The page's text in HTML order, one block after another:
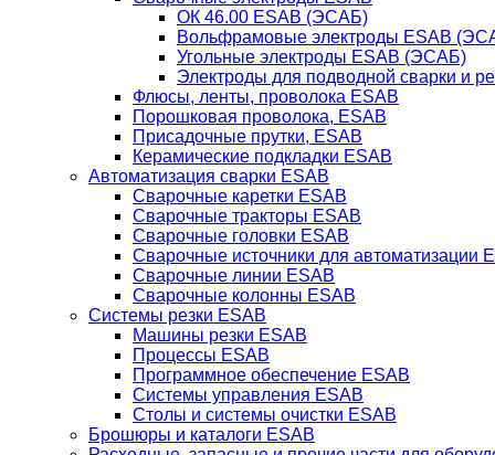
ОК 46.00 ESAB (ЭСАБ)
Вольфрамовые электроды ESAB
Угольные электроды ESAB (ЭСАБ)
Электроды для подводной сварки и
Флюсы, ленты, проволока ESAB
Порошковая проволока, ESAB
Присадочные прутки, ESAB
Керамические подкладки ESAB
Автоматизация сварки ESAB
Сварочные каретки ESAB
Сварочные тракторы ESAB
Сварочные головки ESAB
Сварочные источники для автоматизации
Сварочные линии ESAB
Сварочные колонны ESAB
Системы резки ESAB
Машины резки ESAB
Процессы ESAB
Программное обеспечение ESAB
Системы управления ESAB
Столы и системы очистки ESAB
Брошюры и каталоги ESAB